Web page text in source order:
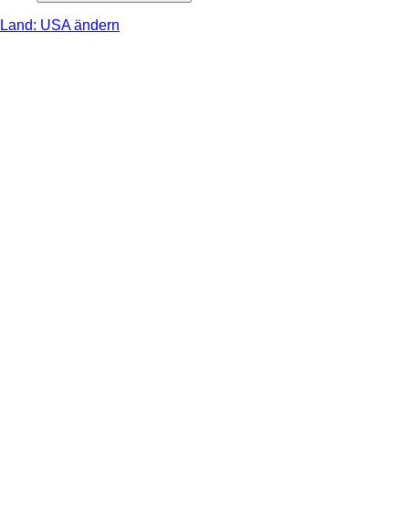
Land: USA ändern